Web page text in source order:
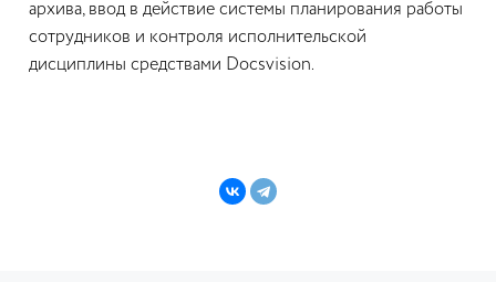
архива, ввод в действие системы планирования работы
сотрудников и контроля исполнительской
дисциплины средствами Docsvision.